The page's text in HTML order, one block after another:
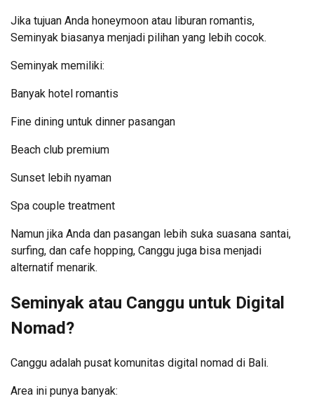
Jika tujuan Anda honeymoon atau liburan romantis,
Seminyak biasanya menjadi pilihan yang lebih cocok.
Seminyak memiliki:
Banyak hotel romantis
Fine dining untuk dinner pasangan
Beach club premium
Sunset lebih nyaman
Spa couple treatment
Namun jika Anda dan pasangan lebih suka suasana santai,
surfing, dan cafe hopping, Canggu juga bisa menjadi
alternatif menarik.
Seminyak atau Canggu untuk Digital
Nomad?
Canggu adalah pusat komunitas digital nomad di Bali.
Area ini punya banyak: